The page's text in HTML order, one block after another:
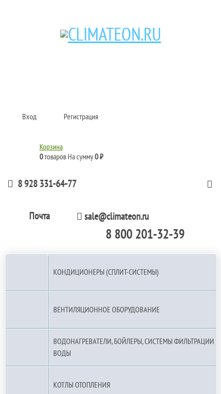
Кондиционеры и сплит-системы, газовые котлы, тепловые завесы, водяные
Вход Регистрация
Корзина
0товаров На сумму0 ₽
8 928 331-64-77
Почта sale@climateon.ru
8 800 201-32-39
КОНДИЦИОНЕРЫ (СПЛИТ-СИСТЕМЫ)
ВЕНТИЛЯЦИОННОЕ ОБОРУДОВАНИЕ
ВОДОНАГРЕВАТЕЛИ, БОЙЛЕРЫ, СИСТЕМЫ ФИЛЬТРАЦИИ
ВОДЫ
КОТЛЫ ОТОПЛЕНИЯ